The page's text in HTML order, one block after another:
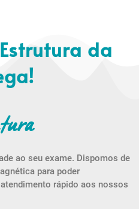
da
ao seu exame. Dispomos de
para poder
rápido aos nossos